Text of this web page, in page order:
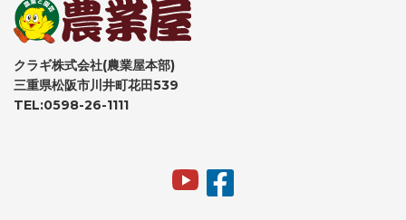
クラギ株式会社(農業屋本部)
三重県松阪市川井町花田539
TEL:0598-26-1111